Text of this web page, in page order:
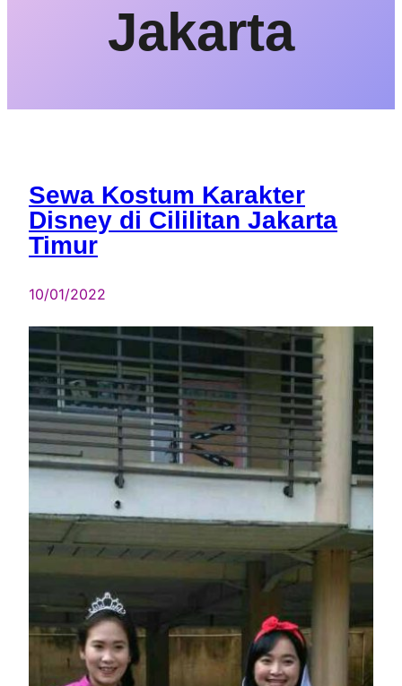
Jakarta
Sewa Kostum Karakter
Disney di Cililitan Jakarta
Timur
10/01/2022